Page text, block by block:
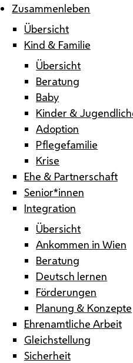
Zusammenleben
Übersicht
Kind & Familie
Übersicht
Beratung
Baby
Kinder &
Adoption
Pflegefamilie
Krise
Ehe & Partnerschaft
Senior*innen
Integration
Übersicht
Ankommen in Wien
Beratung
Deutsch lernen
Förderungen
Planung & Konzepte
Ehrenamtliche Arbeit
Gleichstellung
Sicherheit